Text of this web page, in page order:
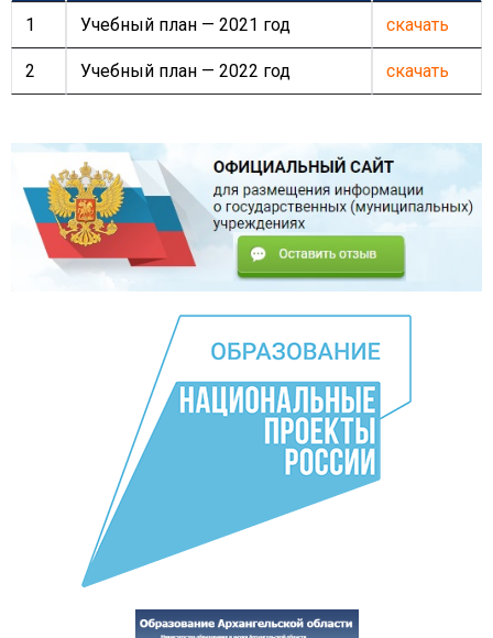
1 Учебный план — 2021 год скачать
2 Учебный план — 2022 год скачать